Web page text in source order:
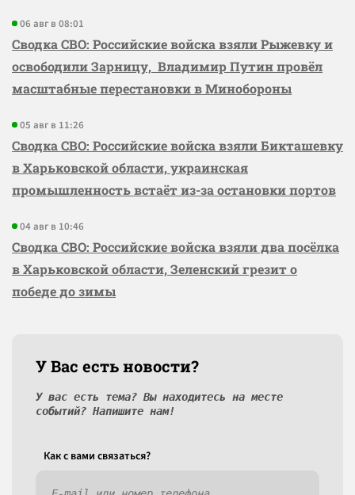
06 авг в 08:01
Сводка СВО: Российские войска взяли Рыжевку и
освободили Зарницу, Владимир Путин провёл
масштабные перестановки в Минобороны
05 авг в 11:26
Сводка СВО: Российские войска взяли Бикташевку
в Харьковской области, украинская
промышленность встаёт из-за остановки портов
04 авг в 10:46
Сводка СВО: Российские войска взяли два посёлка
в Харьковской области, Зеленский грезит о
победе до зимы
У Вас есть новости?
У вас есть тема? Вы находитесь на месте
событий? Напишите нам!
Как c вами связаться?